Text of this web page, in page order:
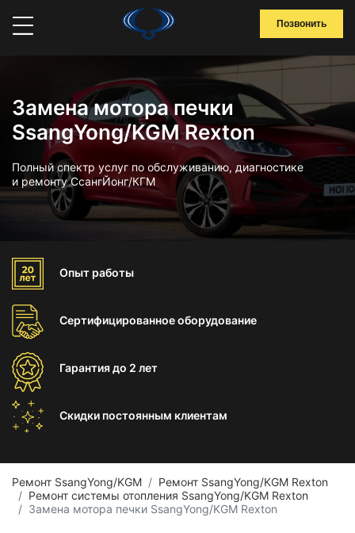
Позвонить
Замена мотора печки
SsangYong/KGM Rexton
Полный спектр услуг по обслуживанию, диагностике
и ремонту СсангЙонг/КГМ
Опыт работы
Сертифицированноеоборудование
Гарантиядо 2 лет
Скидки постоянным клиентам
Ремонт SsangYong/KGM
Ремонт SsangYong/KGM Rexton
Ремонт системы отопления SsangYong/KGM Rexton
Замена мотора печки SsangYong/KGM Rexton